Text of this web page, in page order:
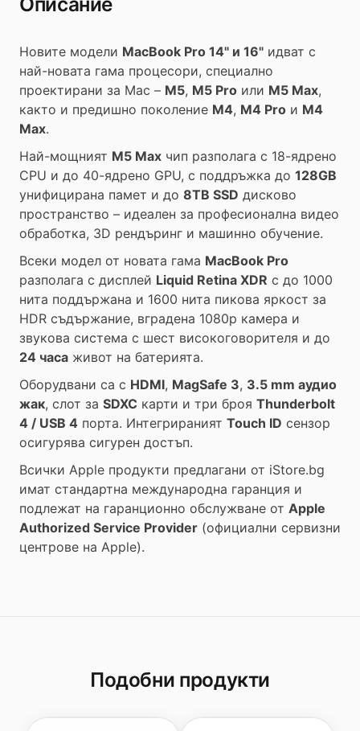
Новите модели MacBook Pro 14" и 16" идват с
най-новата гама процесори, специално
проектирани за Mac – M5, M5 Pro или M5 Max,
както и предишно поколение M4, M4 Pro и M4
Max.
Най-мощният M5 Max чип разполага с 18-ядрено
CPU и до 40-ядрено GPU, с поддръжка до 128GB
унифицирана памет и до 8TB SSD дисково
пространство – идеален за професионална видео
обработка, 3D рендъринг и машинно обучение.
Всеки модел от новата гама MacBook Pro
разполага с дисплей Liquid Retina XDR с до 1000
нита поддържана и 1600 нита пикова яркост за
HDR съдържание, вградена 1080p камера и
звукова система с шест високоговорителя и до
24 часа живот на батерията.
Оборудвани са с HDMI, MagSafe 3, 3.5 mm аудио
жак, слот за SDXC карти и три броя Thunderbolt
4 / USB 4 порта. Интегрираният Touch ID сензор
осигурява сигурен достъп.
Всички Apple продукти предлагани от iStore.bg
имат стандартна международна гаранция и
подлежат на гаранционно обслужване от Apple
Authorized Service Provider (официални сервизни
центрове на Apple).
Подобни продукти